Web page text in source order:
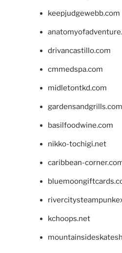
keepjudgewebb.com
drivancastillo.com
cmmedspa.com
midletontkd.com
gardensandgrills.com
basilfoodwine.com
nikko-tochigi.net
caribbean-
kchoops.net